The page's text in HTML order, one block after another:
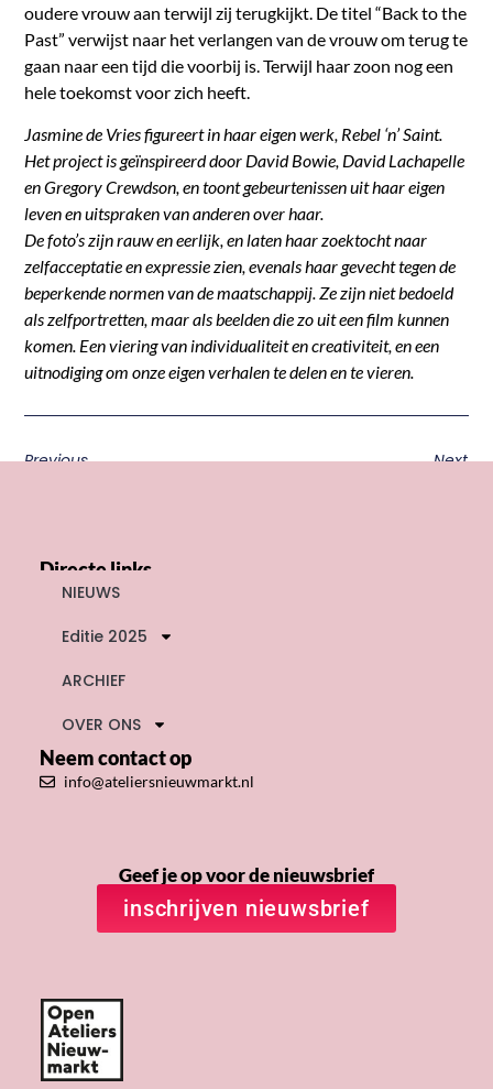
oudere vrouw aan terwijl zij terugkijkt. De titel “Back to the
Past” verwijst naar het verlangen van de vrouw om terug te
gaan naar een tijd die voorbij is. Terwijl haar zoon nog een
hele toekomst voor zich heeft.
Jasmine de Vries figureert in haar eigen werk, Rebel ‘n’ Saint.
Het project is geïnspireerd door David Bowie, David Lachapelle
en Gregory Crewdson, en toont gebeurtenissen uit haar eigen
leven en uitspraken van anderen over haar.
De foto’s zijn rauw en eerlijk, en laten haar zoektocht naar
zelfacceptatie en expressie zien, evenals haar gevecht tegen de
beperkende normen van de maatschappij. Ze zijn niet bedoeld
als zelfportretten, maar als beelden die zo uit een film kunnen
komen. Een viering van individualiteit en creativiteit, en een
uitnodiging om onze eigen verhalen te delen en te vieren.
Previous Next
Directe links
NIEUWS
Editie 2025
ARCHIEF
OVER ONS
Neem contact op
info@ateliersnieuwmarkt.nl
Geef je op voor de nieuwsbrief
inschrijven nieuwsbrief